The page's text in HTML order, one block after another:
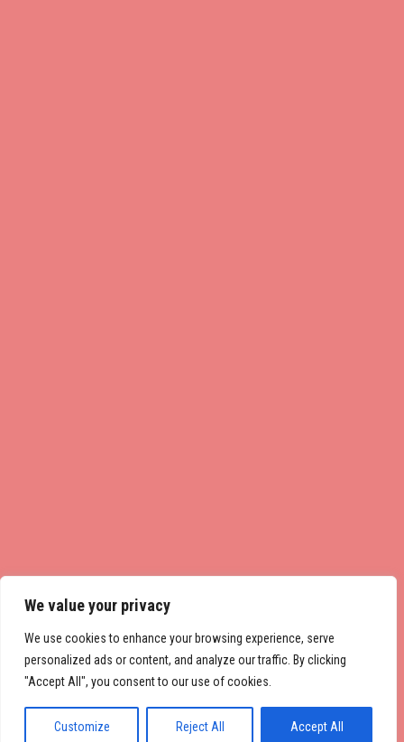
We value your privacy
We use cookies to enhance your browsing experience, serve
personalized ads or content, and analyze our traffic. By clicking
"Accept All", you consent to our use of cookies.
Customize Reject All Accept All